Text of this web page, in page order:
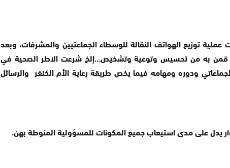
توزيع الهواتف النقالة للوسطاء الجماعتيين والمشرفات، وبعد
قمن به من تحسيس وتوعية وتشخيص…إلخ شرعت الاطر الصحية في
ودوره ومهامه فيما يخص طريقة رعاية الأم الكنغر والرسائل
يدل على مدى استيعاب جميع المكونات للمسؤولية المنوطة بهن.